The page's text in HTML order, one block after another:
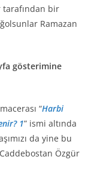
tarafından bir
Ramazan
gösterimine
“Harbi
1” ismi altında
da yine bu
Özgür